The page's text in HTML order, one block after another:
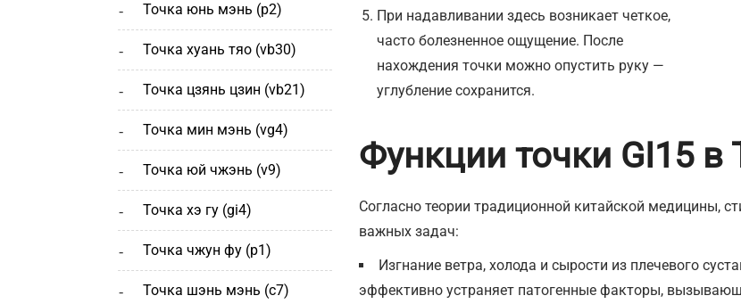
точка юнь мэнь (р2)
точка хуань тяо (vb30)
точка цзянь цзин (vb21)
точка мин мэнь (vg4)
точка юй чжэнь (v9)
точка хэ гу (gi4)
точка чжун фу (p1)
точка шэнь мэнь (с7)
При надавливании здесь возникает четкое,
часто болезненное ощущение. После
нахождения точки можно опустить руку —
углубление сохранится.
Функции точки GI15 в
Согласно теории традиционной китайской медицины,
важных задач:
Изгнание ветра, холода и сырости из плечевого
эффективно устраняет патогенные факторы,